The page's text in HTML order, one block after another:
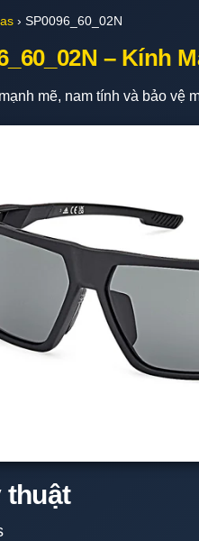
› SP0096_60_02N
– Kính
mẽ, nam tính và bảo vệ
thuật